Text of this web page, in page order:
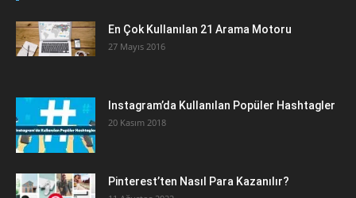
En Çok Kullanılan 21 Arama Motoru
27 Mayıs 2016
Instagram’da Kullanılan Popüler Hashtagler
20 Kasım 2018
Pinterest’ten Nasıl Para Kazanılır?